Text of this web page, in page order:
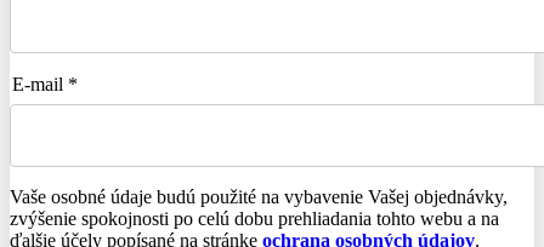
E-mail *
Vaše osobné údaje budú použité na vybavenie Vašej objednávky,
zvýšenie spokojnosti po celú dobu prehliadania tohto webu a na
ďalšie účely popísané na stránke ochrana osobných údajov.